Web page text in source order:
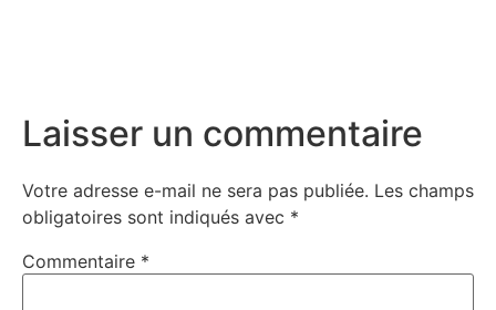
Laisser un commentaire
Votre adresse e-mail ne sera pas publiée. Les champs
obligatoires sont indiqués avec *
Commentaire *